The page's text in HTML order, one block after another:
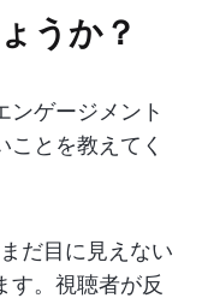
うか？
ンゲージメント
とを教えてく
だ目に見えない
す。視聴者が反